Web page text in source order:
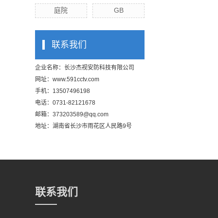
庭院 GB
联系我们
企业名称：长沙杰视安防科技有限公司
网址： www.591cctv.com
手机：13507496198
电话：0731-82121678
邮箱：373203589@qq.com
地址：湖南省长沙市雨花区人民路9号
联系我们